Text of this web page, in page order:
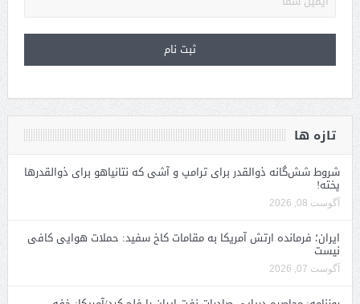
تازه ها
شروط شش‌گانه ذوالقدر برای ترامپ و آشی که نتانیاهو برای ذوالقدرها
پخته!
آگوست 08, 2026
ایران؛ فرمانده ارتش آمریکا به مقامات کاخ سفید: حملات هوایی کافی
نیست
آگوست 07, 2026